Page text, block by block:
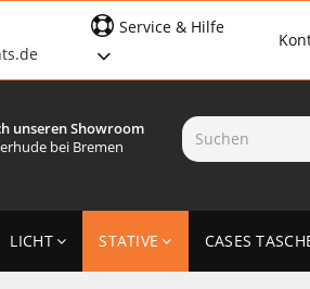
Service & Hilfe
unseren Showroom
bei Bremen
LICHT STATIVE CASES